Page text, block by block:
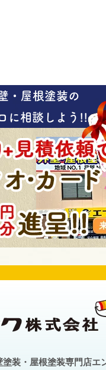
・屋根塗装の
に相談しよう!!
装・屋根塗装専門店エ